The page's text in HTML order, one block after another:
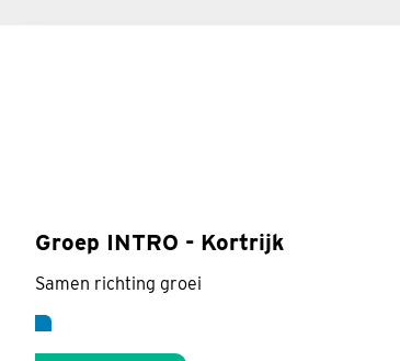
Groep INTRO - Kortrijk
Samen richting groei